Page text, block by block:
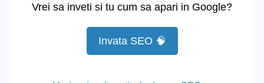
Vrei sa inveti si tu cum sa apari in Google?
Invata SEO 🧠